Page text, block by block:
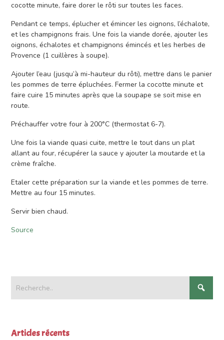
cocotte minute, faire dorer le rôti sur toutes les faces.
Pendant ce temps, éplucher et émincer les oignons, l’échalote,
et les champignons frais. Une fois la viande dorée, ajouter les
oignons, échalotes et champignons émincés et les herbes de
Provence (1 cuillères à soupe).
Ajouter l’eau (jusqu’à mi-hauteur du rôti), mettre dans le panier
les pommes de terre épluchées. Fermer la cocotte minute et
faire cuire 15 minutes après que la soupape se soit mise en
route.
Préchauffer votre four à 200°C (thermostat 6-7).
Une fois la viande quasi cuite, mettre le tout dans un plat
allant au four, récupérer la sauce y ajouter la moutarde et la
crème fraîche.
Etaler cette préparation sur la viande et les pommes de terre.
Mettre au four 15 minutes.
Servir bien chaud.
Source
Articles récents